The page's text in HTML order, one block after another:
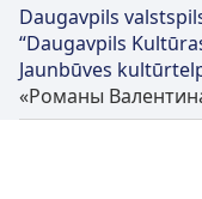
Daugavpils
“Daugavpils
Jaunbūves
«Романы